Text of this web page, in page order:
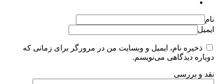
نام
ایمیل
ذخیره نام، ایمیل و وبسایت من در مرورگر برای زمانی که
دوباره دیدگاهی می‌نویسم.
نقد و بررسی